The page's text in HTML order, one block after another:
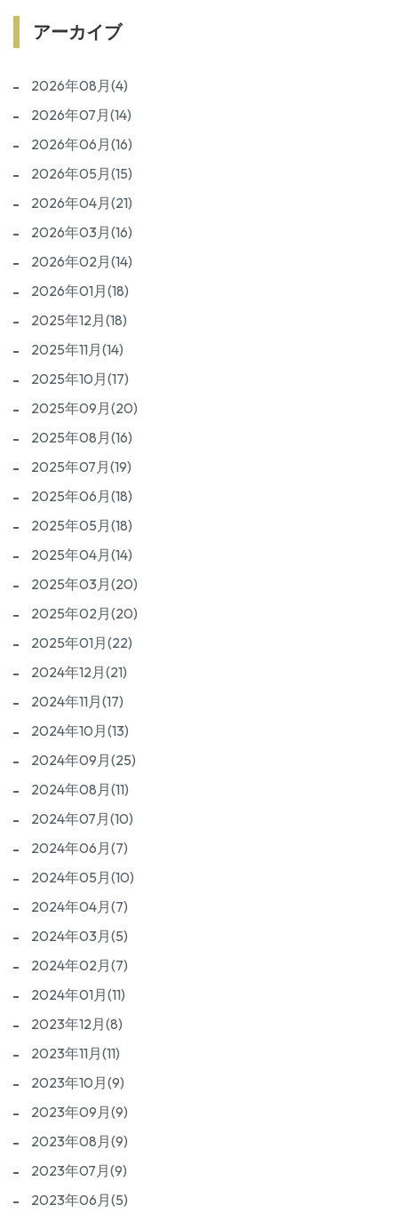
アーカイブ
2026年08月(4)
2026年07月(14)
2026年06月(16)
2026年05月(15)
2026年04月(21)
2026年03月(16)
2026年02月(14)
2026年01月(18)
2025年12月(18)
2025年11月(14)
2025年10月(17)
2025年09月(20)
2025年08月(16)
2025年07月(19)
2025年06月(18)
2025年05月(18)
2025年04月(14)
2025年03月(20)
2025年02月(20)
2025年01月(22)
2024年12月(21)
2024年11月(17)
2024年10月(13)
2024年09月(25)
2024年08月(11)
2024年07月(10)
2024年06月(7)
2024年05月(10)
2024年04月(7)
2024年03月(5)
2024年02月(7)
2024年01月(11)
2023年12月(8)
2023年11月(11)
2023年10月(9)
2023年09月(9)
2023年08月(9)
2023年07月(9)
2023年06月(5)